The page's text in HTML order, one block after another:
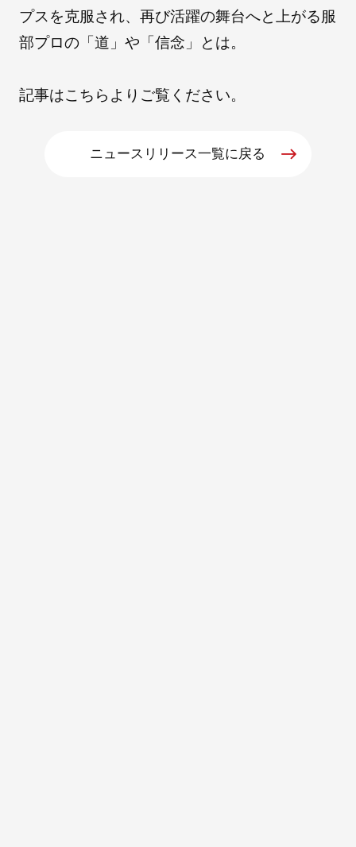
お問い合わせ
プスを克服され、再び活躍の舞台へと上がる服
部プロの「道」や「信念」とは。
記事はこちら よりご覧ください。
ニュースリリース一覧に戻る